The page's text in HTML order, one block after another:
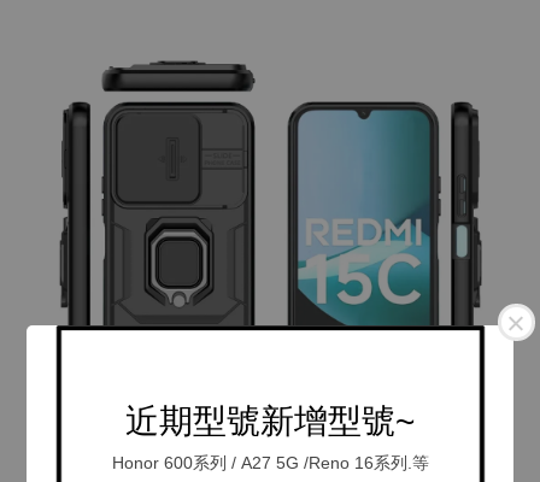
近期型號新增型號~
Honor 600系列 / A27 5G /Reno 16系列.等